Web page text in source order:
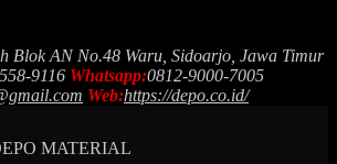
Blok AN No.48 Waru, Sidoarjo, Jawa Timur
9116 Whatsapp:0812-9000-7005
Web:https://depo.co.id/
MATERIAL